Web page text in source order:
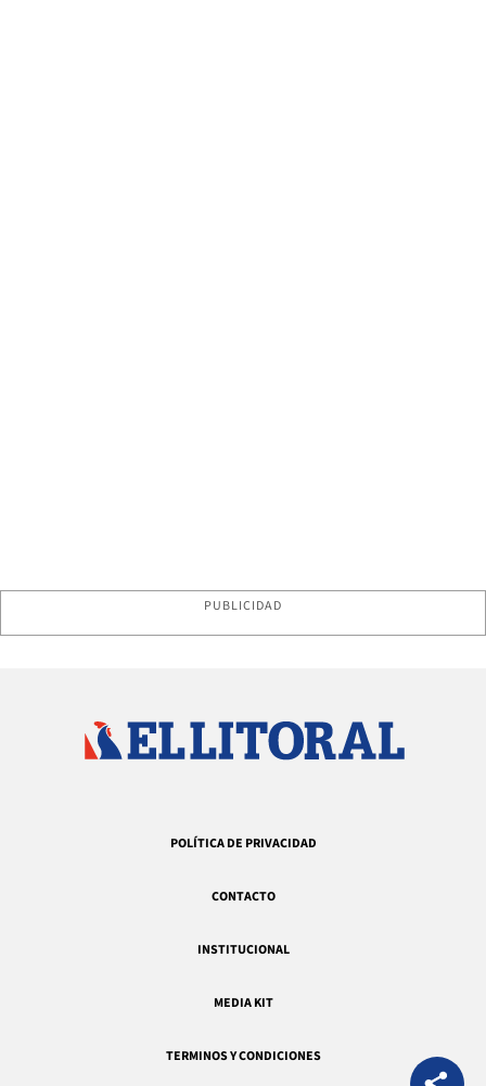
PUBLICIDAD
POLÍTICA DE PRIVACIDAD
CONTACTO
INSTITUCIONAL
MEDIA KIT
TERMINOS Y CONDICIONES